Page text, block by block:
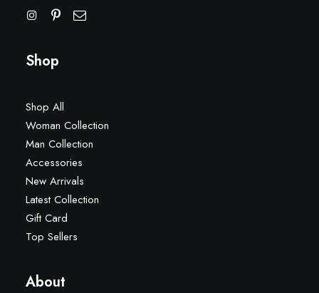
Shop
Shop All
Woman Collection
Man Collection
Accessories
New Arrivals
Latest Collection
Gift Card
Top Sellers
About